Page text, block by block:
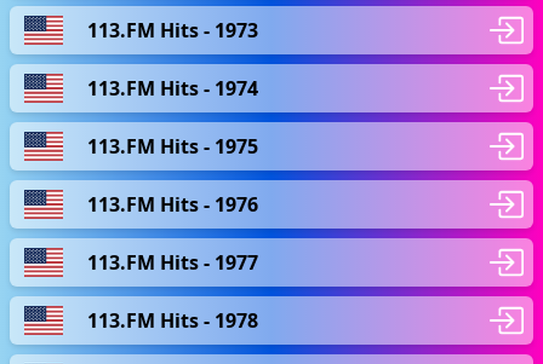
113.FM Hits - 1973
113.FM Hits - 1974
113.FM Hits - 1975
113.FM Hits - 1976
113.FM Hits - 1977
113.FM Hits - 1978